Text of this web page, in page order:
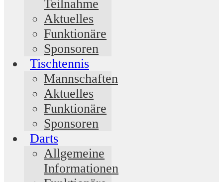
Teilnahme
Aktuelles
Funktionäre
Sponsoren
Tischtennis
Mannschaften
Aktuelles
Funktionäre
Sponsoren
Darts
Allgemeine
Informationen